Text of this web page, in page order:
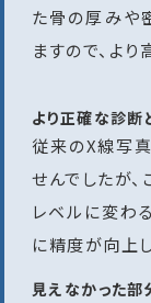
た骨の厚みや
ますので、よ
より正確な診断
従来のX線写
せんでしたが
レベルに変わ
に精度が向上
見えなかった部